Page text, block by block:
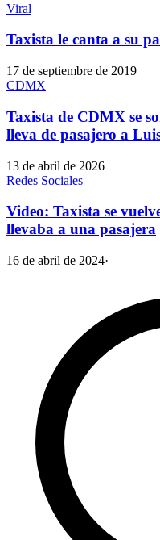
Viral
Taxista le canta a su
17 de septiembre de 2019
CDMX
Taxista de CDMX se
lleva de pasajero a
13 de abril de 2026
Redes Sociales
Video: Taxista se
llevaba a una pasajera
16 de abril de 2024·